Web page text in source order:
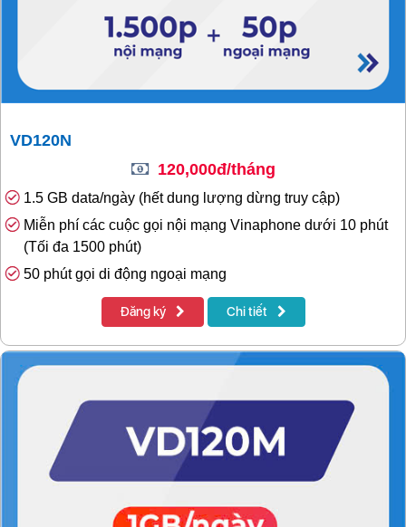
VD120N
120,000đ/tháng
1.5 GB data/ngày (hết dung lượng dừng truy cập)
Miễn phí các cuộc gọi nội mạng Vinaphone dưới 10 phút
(Tối đa 1500 phút)
50 phút gọi di động ngoại mạng
Đăng ký Chi tiết